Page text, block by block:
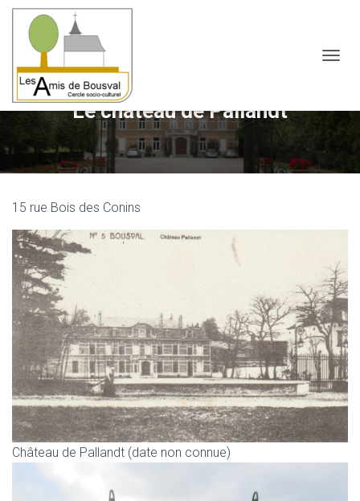
Le château de Pallandt
15 rue Bois des Conins
Château de Pallandt (date non connue)